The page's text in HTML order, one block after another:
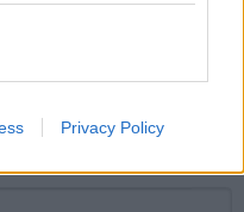
Privacy Policy
di crediti fasulli